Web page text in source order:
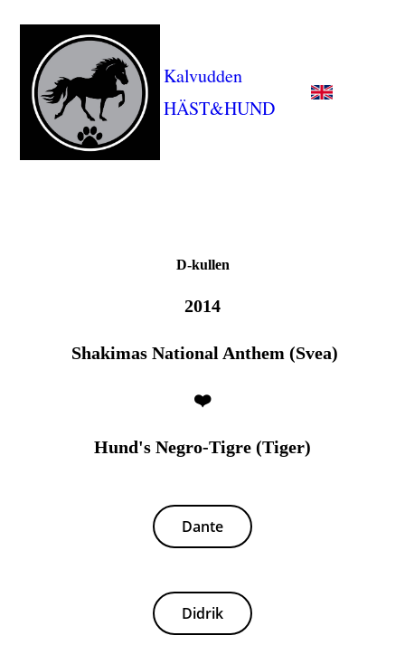
Kalvudden
HÄST&HUND
D-kullen
2014
Shakimas National Anthem (Svea)
❤️
Hund's Negro-Tigre (Tiger)
Dante
Didrik